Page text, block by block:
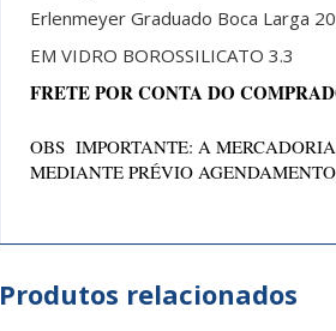
Erlenmeyer Graduado Boca Larga
EM VIDRO BOROSSILICATO 3.3
FRETE POR CONTA DO
OBS IMPORTANTE: A
MEDIANTE PRÉVIO AGENDAMENTO
Produtos relacionados